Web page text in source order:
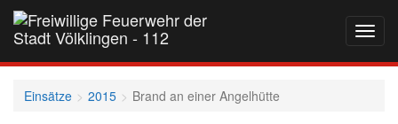
auf-
und
Einsätze 2015 Brand an einer Angelhütte